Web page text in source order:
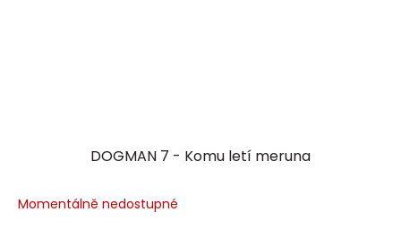
DOGMAN 7 - Komu letí meruna
Momentálně nedostupné